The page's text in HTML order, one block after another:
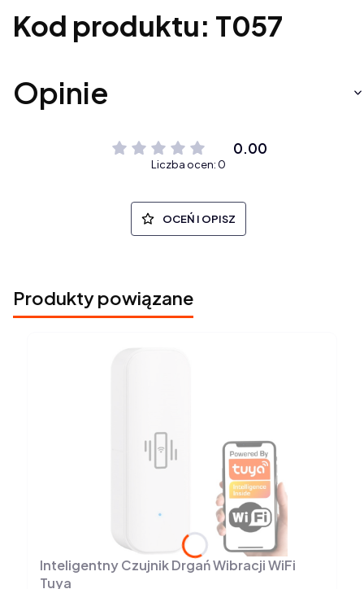
Kod produktu: T057
Opinie
0.00
Liczba ocen: 0
OCEŃ I OPISZ
Produkty powiązane
Inteligentny Czujnik Drgań Wibracji WiFi
Tuya